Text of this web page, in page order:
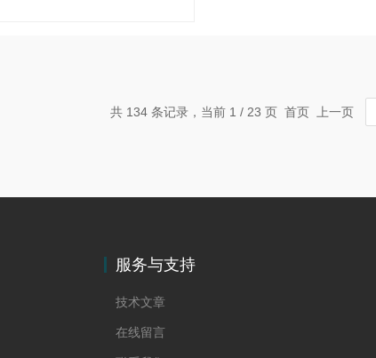
共 134 条记录，当前 1 / 23 页 首页 上一页
服务与支持
技术文章
在线留言